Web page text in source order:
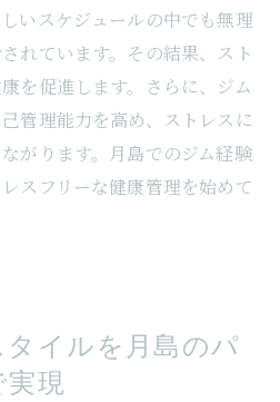
いスケジュールの中でも無理
れています。その結果、スト
を促進します。さらに、ジム
管理能力を高め、ストレスに
がります。月島でのジム経験
スフリーな健康管理を始めて
イルを月島のパ
現